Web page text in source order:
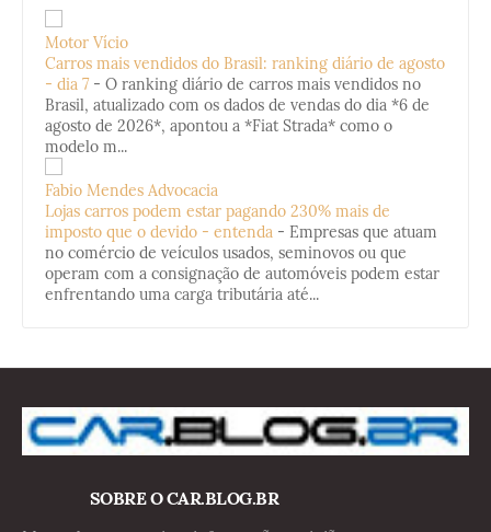
Motor Vício
Carros mais vendidos do Brasil: ranking diário de agosto
- dia 7 - O ranking diário de carros mais vendidos no
Brasil, atualizado com os dados de vendas do dia *6 de
agosto de 2026*, apontou a *Fiat Strada* como o
modelo m...
Fabio Mendes Advocacia
Lojas carros podem estar pagando 230% mais de
imposto que o devido - entenda - Empresas que atuam
no comércio de veículos usados, seminovos ou que
operam com a consignação de automóveis podem estar
enfrentando uma carga tributária até...
SOBRE O CAR.BLOG.BR